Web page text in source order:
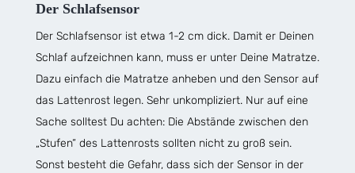
Der Schlafsensor
Der Schlafsensor ist etwa 1-2 cm dick. Damit er Deinen
Schlaf aufzeichnen kann, muss er unter Deine Matratze.
Dazu einfach die Matratze anheben und den Sensor auf
das Lattenrost legen. Sehr unkompliziert. Nur auf eine
Sache solltest Du achten: Die Abstände zwischen den
„Stufen“ des Lattenrosts sollten nicht zu groß sein.
Sonst besteht die Gefahr, dass sich der Sensor in der